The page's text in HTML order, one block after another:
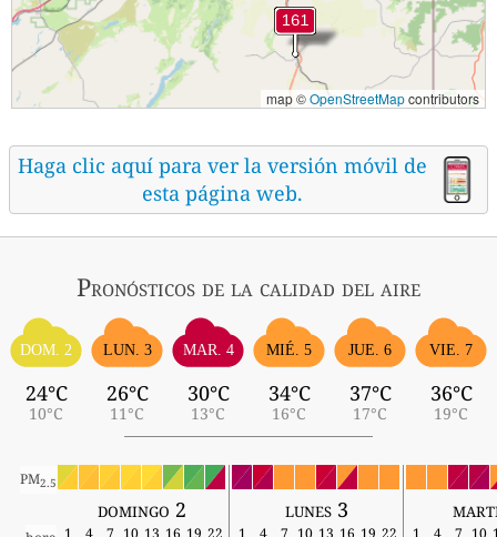
map ©OpenStreetMapcontributors
Haga clic aquí para ver la versión móvil de
esta página web.
Pronósticos de la calidad del aire
DOM. 2
24°C
10°C
LUN. 3
26°C
11°C
MAR. 4
30°C
13°C
MIÉ. 5
34°C
16°C
JUE. 6
37°C
17°C
VIE. 7
36°C
19°C
PM2.5
domingo 2 lunes 3
1 4 7 10 13 16 19 22 1 4 7 10 13 16 19 22 1 4 7 10